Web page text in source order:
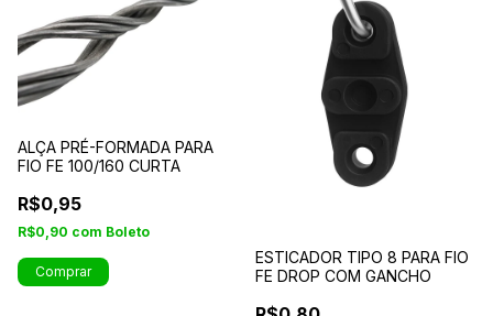
ALÇA PRÉ-FORMADA PARA
FIO FE 100/160 CURTA
R$0,95
R$0,90 com Boleto
Comprar
ESTICADOR TIPO 8 PARA FIO
FE DROP COM GANCHO